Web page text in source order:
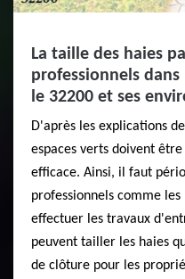
La taille des haies
professionnels
le 32200 et ses
D'après les explications
espaces verts doivent
efficace. Ainsi, il faut
professionnels comme
effectuer les travaux
peuvent tailler les haies
de clôture pour les